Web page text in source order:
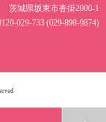
茨城県坂東市沓掛2000-1
029-733 (029-898-9874)